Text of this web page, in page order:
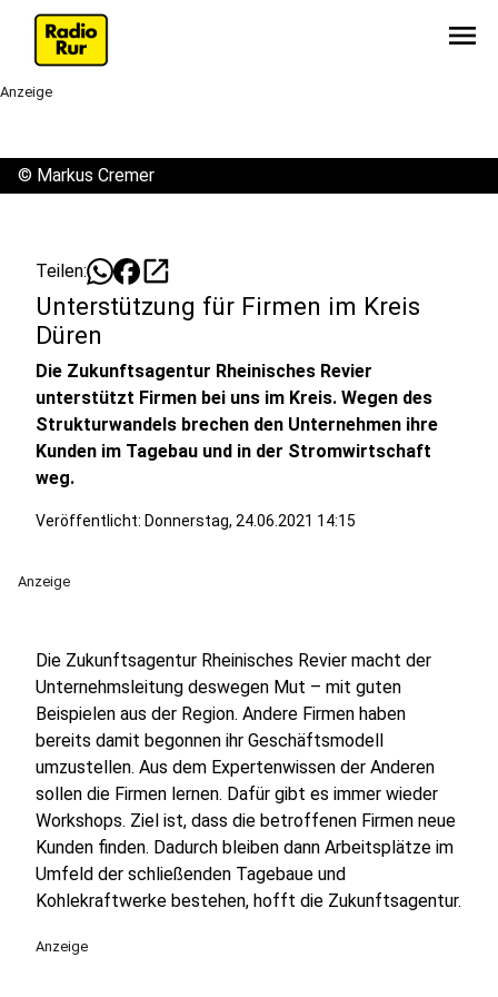
menu
Anzeige
© Markus Cremer
Teilen: open_in_new
Unterstützung für Firmen im Kreis
Düren
Die Zukunftsagentur Rheinisches Revier
unterstützt Firmen bei uns im Kreis. Wegen des
Strukturwandels brechen den Unternehmen ihre
Kunden im Tagebau und in der Stromwirtschaft
weg.
Veröffentlicht: Donnerstag, 24.06.2021 14:15
Anzeige
Die Zukunftsagentur Rheinisches Revier macht der
Unternehmsleitung deswegen Mut – mit guten
Beispielen aus der Region. Andere Firmen haben
bereits damit begonnen ihr Geschäftsmodell
umzustellen. Aus dem Expertenwissen der Anderen
sollen die Firmen lernen. Dafür gibt es immer wieder
Workshops. Ziel ist, dass die betroffenen Firmen neue
Kunden finden. Dadurch bleiben dann Arbeitsplätze im
Umfeld der schließenden Tagebaue und
Kohlekraftwerke bestehen, hofft die Zukunftsagentur.
Anzeige